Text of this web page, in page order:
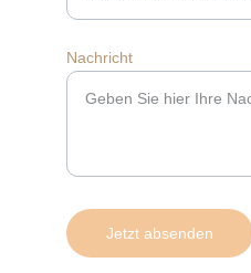
Nachricht
Jetzt absenden